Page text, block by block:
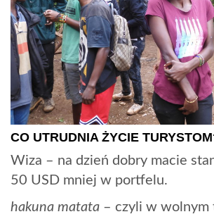
CO UTRUDNIA ŻYCIE
Wiza – na dzień dobry macie
50 USD mniej w portfelu.
hakuna matata – czyli w wolnym